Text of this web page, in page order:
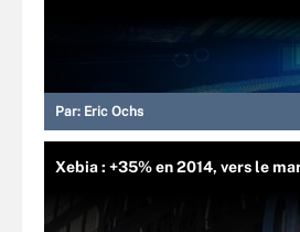
Par: Eric Ochs
Xebia : +35% en 2014, vers le